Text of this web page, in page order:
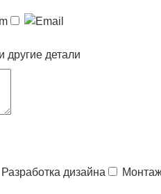
детали
Разработка дизайна